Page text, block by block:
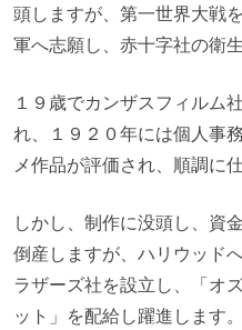
頭しますが、第一世界大戦
軍へ志願し、赤十字社の衛
１９歳でカンザスフィルム
れ、１９２０年には個人事
メ作品が評価され、順調に
しかし、制作に没頭し、資
倒産しますが、ハリウッド
ラザーズ社を設立し、「オ
ット」を配給し躍進します。